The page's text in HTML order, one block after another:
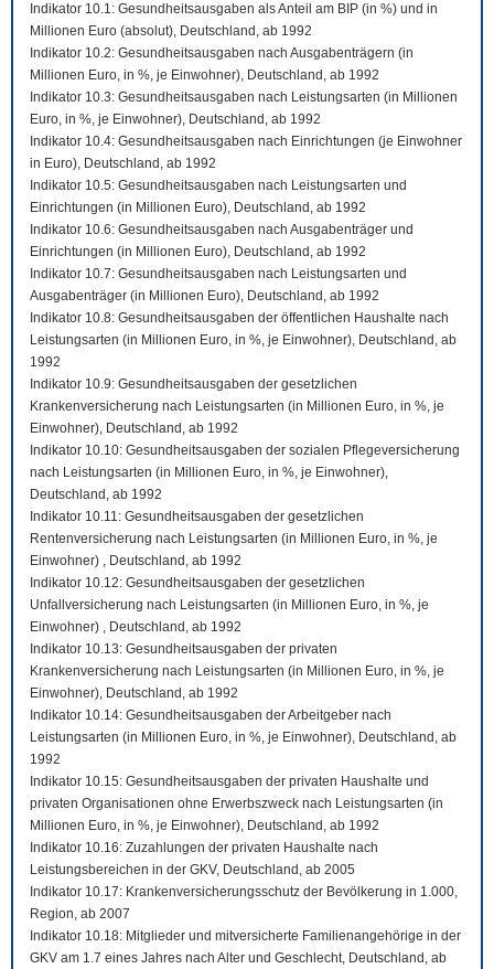
Indikator 10.1: Gesundheitsausgaben als Anteil am BIP (in %) und in
Millionen Euro (absolut), Deutschland, ab 1992
Indikator 10.2: Gesundheitsausgaben nach Ausgabenträgern (in
Millionen Euro, in %, je Einwohner), Deutschland, ab 1992
Indikator 10.3: Gesundheitsausgaben nach Leistungsarten (in Millionen
Euro, in %, je Einwohner), Deutschland, ab 1992
Indikator 10.4: Gesundheitsausgaben nach Einrichtungen (je Einwohner
in Euro), Deutschland, ab 1992
Indikator 10.5: Gesundheitsausgaben nach Leistungsarten und
Einrichtungen (in Millionen Euro), Deutschland, ab 1992
Indikator 10.6: Gesundheitsausgaben nach Ausgabenträger und
Einrichtungen (in Millionen Euro), Deutschland, ab 1992
Indikator 10.7: Gesundheitsausgaben nach Leistungsarten und
Ausgabenträger (in Millionen Euro), Deutschland, ab 1992
Indikator 10.8: Gesundheitsausgaben der öffentlichen Haushalte nach
Leistungsarten (in Millionen Euro, in %, je Einwohner), Deutschland, ab
1992
Indikator 10.9: Gesundheitsausgaben der gesetzlichen
Krankenversicherung nach Leistungsarten (in Millionen Euro, in %, je
Einwohner), Deutschland, ab 1992
Indikator 10.10: Gesundheitsausgaben der sozialen Pflegeversicherung
nach Leistungsarten (in Millionen Euro, in %, je Einwohner),
Deutschland, ab 1992
Indikator 10.11: Gesundheitsausgaben der gesetzlichen
Rentenversicherung nach Leistungsarten (in Millionen Euro, in %, je
Einwohner) , Deutschland, ab 1992
Indikator 10.12: Gesundheitsausgaben der gesetzlichen
Unfallversicherung nach Leistungsarten (in Millionen Euro, in %, je
Einwohner) , Deutschland, ab 1992
Indikator 10.13: Gesundheitsausgaben der privaten
Krankenversicherung nach Leistungsarten (in Millionen Euro, in %, je
Einwohner), Deutschland, ab 1992
Indikator 10.14: Gesundheitsausgaben der Arbeitgeber nach
Leistungsarten (in Millionen Euro, in %, je Einwohner), Deutschland, ab
1992
Indikator 10.15: Gesundheitsausgaben der privaten Haushalte und
privaten Organisationen ohne Erwerbszweck nach Leistungsarten (in
Millionen Euro, in %, je Einwohner), Deutschland, ab 1992
Indikator 10.16: Zuzahlungen der privaten Haushalte nach
Leistungsbereichen in der GKV, Deutschland, ab 2005
Indikator 10.17: Krankenversicherungsschutz der Bevölkerung in 1.000,
Region, ab 2007
Indikator 10.18: Mitglieder und mitversicherte Familienangehörige in der
GKV am 1.7 eines Jahres nach Alter und Geschlecht, Deutschland, ab